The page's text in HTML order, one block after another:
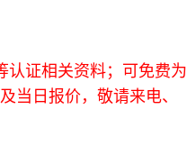
认证相关资料；可免费为
当日报价，敬请来电、